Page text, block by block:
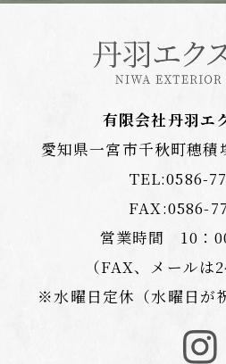
有限会社丹羽エ
愛知県一宮市千秋町穂積
TEL:0586-
FAX:0586-
営業時間 10：
（FAX、メールは
※水曜日定休（水曜日が